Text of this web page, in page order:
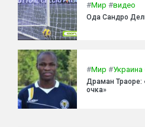
#Мир #видео
Ода Сандро
#Мир #Украина
Драман Траоре:
очка»